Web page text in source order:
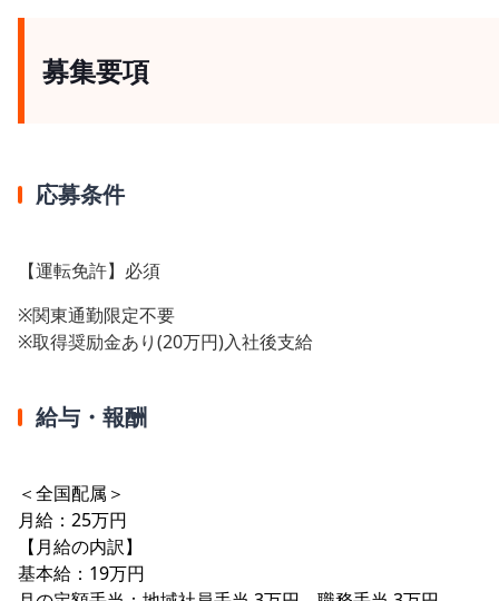
募集要項
応募条件
【運転免許】必須
※関東通勤限定不要
※取得奨励金あり(20万円)入社後支給
給与・報酬
＜全国配属＞
月給：25万円
【月給の内訳】
基本給：19万円